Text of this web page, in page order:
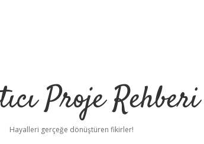
Proje Rehberi
Hayalleri gerçeğe dönüştüren fikirler!